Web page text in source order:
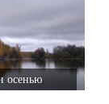
осенью